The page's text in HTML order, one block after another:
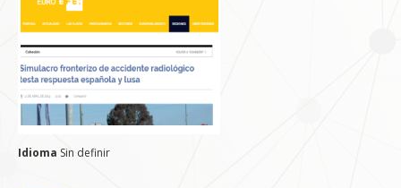
Idioma Sin definir